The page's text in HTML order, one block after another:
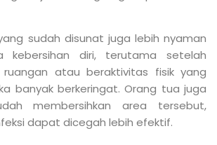
sudah disunat juga lebih nyaman
kebersihan diri, terutama setelah
atau beraktivitas fisik yang
banyak berkeringat. Orang tua juga
membersihkan area tersebut,
dapat dicegah lebih efektif.